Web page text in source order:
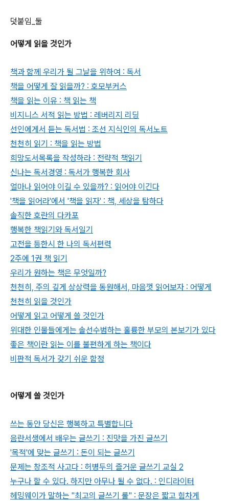
덧붙임_둘
어떻게 읽을 것인가
책과 함께 우리가 될 그날을 위하여 : 독서
책을 어떻게 잘 읽을까? : 호모부커스
책을 읽는 이유 : 책 읽는 책
비지니스 서적 읽는 방법 : 레버리지 리딩
선인에게서 듣는 독서법 : 조선 지식인의 독서노트
천천히 읽기 : 책을 읽는 방법
희망도서목록을 작성하라 : 전략적 책읽기
신나는 독서경영 : 독서가 행복한 회사
얼마나 읽어야 이길 수 있을까? : 읽어야 이긴다
'책을 읽어라'에서 '책을 읽자' : 책, 세상을 탐하다
솔직한 호란의 다카포
행복한 책읽기와 독서일기
고전을 등한시 한 나의 독서편력
2주에 1권 책 읽기
우리가 원하는 책은 무엇일까?
천천히, 주의 깊게 상상력을 동원해서, 마음껏 읽어보자 : 어떻게
천천히 읽을 것인가
어떻게 읽고 어떻게 쓸 것인가
위대한 인물들에게는 솔선수범하는 훌륭한 부모의 본보기가 있다
좋은 책이란 읽는 이를 불편하게 하는 책이다
비판적 독서가 갖기 쉬운 함정
어떻게 쓸 것인가
쓰는 동안 당신은 행복하고 특별합니다
음란서생에서 배우는 글쓰기 : 진맛을 가진 글쓰기
'목적'에 맞는 글쓰기 : 돈이 되는 글쓰기
문제는 창조적 사고다 : 허병두의 즐거운 글쓰기 교실 2
누구나 할 수 있다. 하지만 아무나 될 수 없다. : 인디라이터
헤밍웨이가 말하는 "최고의 글쓰기 룰" : 문장은 짧고 힘차게